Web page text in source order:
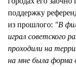
поддержку
из прошлого: "В
играл советского
проходили на
на мне была форма